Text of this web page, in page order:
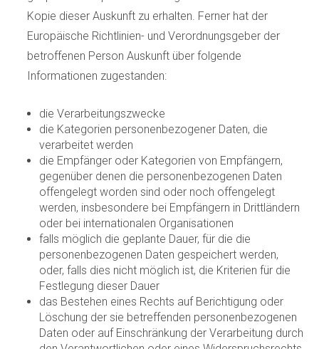
Kopie dieser Auskunft zu erhalten. Ferner hat der
Europäische Richtlinien- und Verordnungsgeber der
betroffenen Person Auskunft über folgende
Informationen zugestanden:
die Verarbeitungszwecke
die Kategorien personenbezogener Daten, die
verarbeitet werden
die Empfänger oder Kategorien von Empfängern,
gegenüber denen die personenbezogenen Daten
offengelegt worden sind oder noch offengelegt
werden, insbesondere bei Empfängern in Drittländern
oder bei internationalen Organisationen
falls möglich die geplante Dauer, für die die
personenbezogenen Daten gespeichert werden,
oder, falls dies nicht möglich ist, die Kriterien für die
Festlegung dieser Dauer
das Bestehen eines Rechts auf Berichtigung oder
Löschung der sie betreffenden personenbezogenen
Daten oder auf Einschränkung der Verarbeitung durch